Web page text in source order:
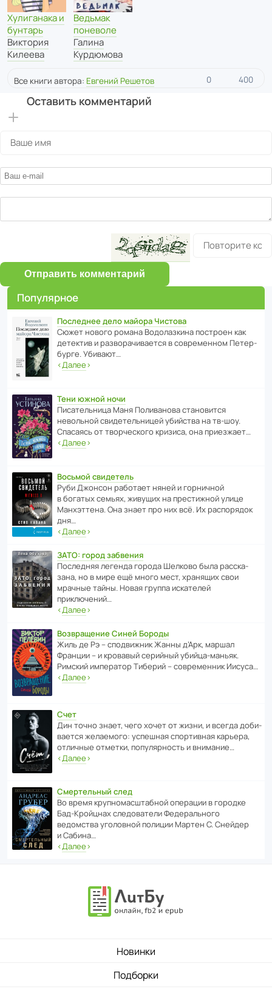
Хулиганака и
бунтарь
Виктория
Килеева
Ведьмак
поневоле
Галина
Курдюмова
Все книги автора: Евгений Решетов 0 400
Оставить комментарий
Отправить комментарий
Популярное
Последнее дело майора Чистова
Сюжет нового романа Водо­ла­з­кина пост­роен как
дете­ктив и разво­ра­чи­ва­ется в совре­менном Пете­р­
бурге. Убивают…
‹Далее›
Тени южной ночи
Писа­тель­ница Маня Поли­ва­нова стано­вится
невольной свиде­тель­ницей убийства на тв-шоу.
Спасаясь от твор­че­с­кого кризиса, она приезжает…
‹Далее›
Восьмой свидетель
Руби Джонсон рабо­тает няней и горни­чной
в богатых семьях, живущих на прес­ти­жной улице
Манх­эт­тена. Она знает про них всё. Их распо­рядок
дня…
‹Далее›
ЗАТО: город забвения
После­дняя легенда города Шелково была расска­
зана, но в мире ещё много мест, хранящих свои
мрачные тайны. Новая группа иска­телей
приключений…
‹Далее›
Возвращение Синей Бороды
Жиль де Рэ – спод­ви­жник Жанны д’Арк, маршал
Франции – и кровавый серийный убийца-маньяк.
Римский импе­ратор Тиберий – совре­менник Иисуса…
‹Далее›
Счет
Дин точно знает, чего хочет от жизни, и всегда доби­
ва­ется жела­е­мого: успе­шная спор­ти­вная карьера,
отли­чные отметки, попу­ля­р­ность и внимание…
‹Далее›
Смертельный след
Во время круп­но­мас­ш­та­бной операции в городке
Бад‑Крой­цнах следо­ва­тели Феде­раль­ного
ведомства уголо­вной полиции Мартен С. Снейдер
и Сабина…
‹Далее›
Новинки
Подборки